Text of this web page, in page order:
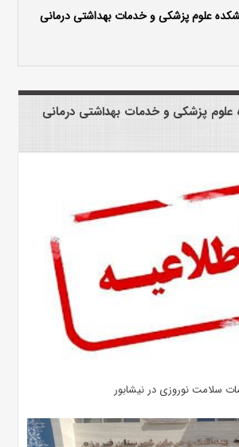
علوم پزشکی و خدمات بهداشتی درمانی
علوم پزشکی و خدمات بهداشتی درمانی
سلامت نوروزی در نیشابور